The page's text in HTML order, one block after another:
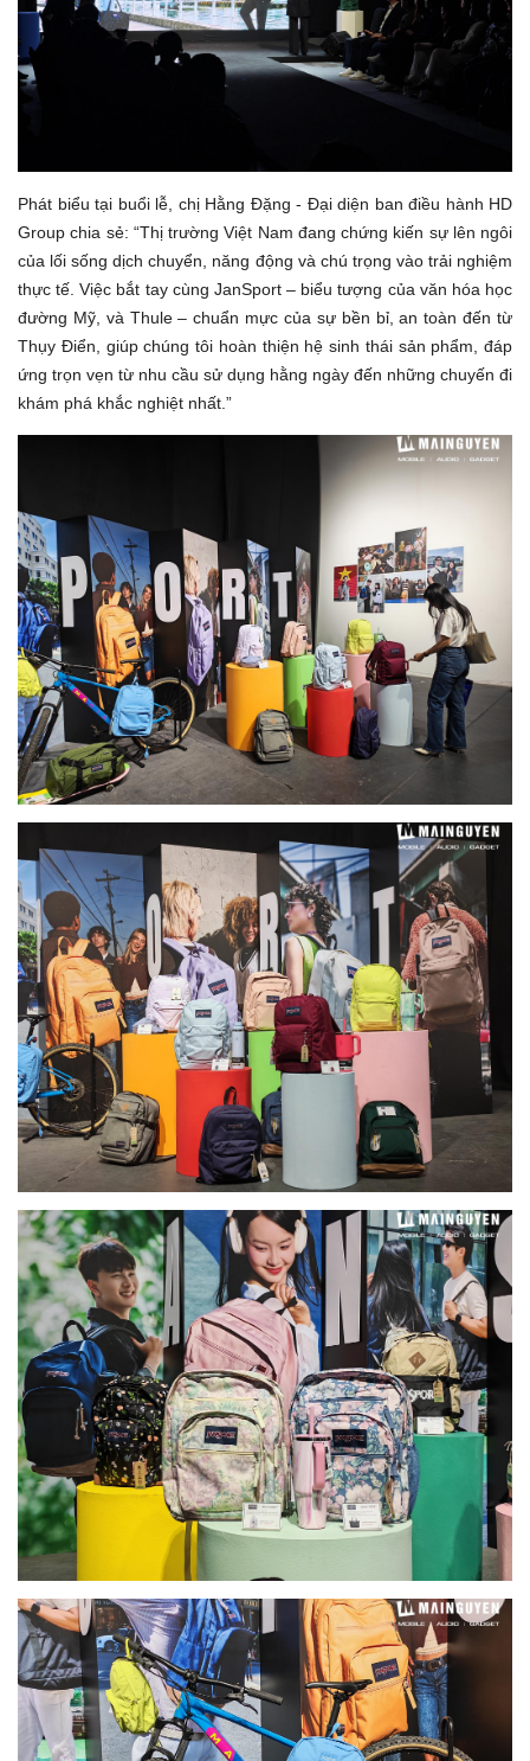
Phát biểu tại buổi lễ, chị Hằng Đặng - Đại diện ban điều hành HD
Group chia sẻ: “Thị trường Việt Nam đang chứng kiến sự lên ngôi
của lối sống dịch chuyển, năng động và chú trọng vào trải nghiệm
thực tế. Việc bắt tay cùng JanSport – biểu tượng của văn hóa học
đường Mỹ, và Thule – chuẩn mực của sự bền bỉ, an toàn đến từ
Thụy Điển, giúp chúng tôi hoàn thiện hệ sinh thái sản phẩm, đáp
ứng trọn vẹn từ nhu cầu sử dụng hằng ngày đến những chuyến đi
khám phá khắc nghiệt nhất.”